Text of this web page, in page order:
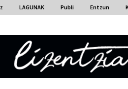
LAGUNAK Publi Entzun